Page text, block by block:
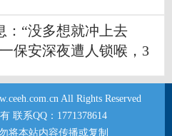
：“没多想就冲上去
保安深夜遭人锁喉，3
All Rights Reserved
联系QQ：1771378614
将本站内容传播或复制